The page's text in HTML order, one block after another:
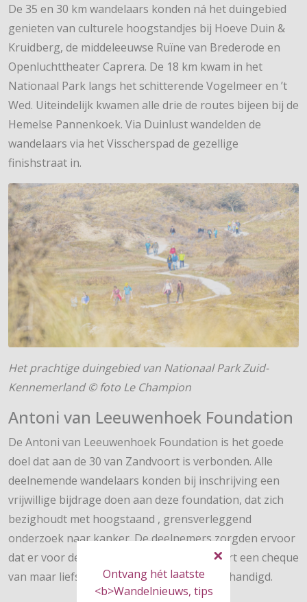
Ontvang hét laatste
<b>Wandelnieuws, tips
De 35 en 30 km wandelaars konden ná het duingebied
genieten van culturele hoogstandjes bij Hoeve Duin &
Kruidberg, de middeleeuwse Ruïne van Brederode en
Openluchttheater Caprera. De 18 km kwam in het
Nationaal Park langs het schitterende Vogelmeer en ’t
Wed. Uiteindelijk kwamen alle drie de routes bijeen bij de
Hemelse Pannenkoek. Via Duinlust wandelden de
wandelaars via het Visscherspad de gezellige
finishstraat in.
Het prachtige duingebied van Nationaal Park Zuid-
Kennemerland © foto Le Champion
Antoni van Leeuwenhoek Foundation
De Antoni van Leeuwenhoek Foundation is het goede
doel dat aan de 30 van Zandvoort is verbonden. Alle
deelnemende wandelaars konden bij inschrijving een
vrijwillige bijdrage doen aan deze foundation, dat zich
bezighoudt met hoogstaand , grensverleggend
onderzoek naar kanker. De deelnemers zorgden ervoor
dat er voor de start van de 30 van Zandvoort een cheque
van maar liefst € 7.173,53 kon worden overhandigd.